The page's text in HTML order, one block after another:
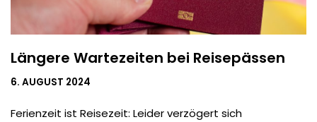
Längere Wartezeiten bei Reisepässen
6. AUGUST 2024
Ferienzeit ist Reisezeit: Leider verzögert sich